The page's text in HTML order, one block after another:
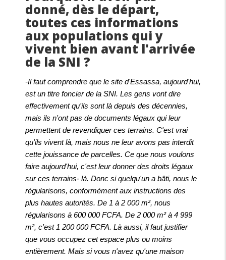
donné, dès le départ,
toutes ces informations
aux populations qui y
vivent bien avant l'arrivée
de la SNI ?
-Il faut comprendre que le site d'Essassa, aujourd'hui,
est un titre foncier de la SNI. Les gens vont dire
effectivement qu'ils sont là depuis des décennies,
mais ils n'ont pas de documents légaux qui leur
permettent de revendiquer ces terrains. C'est vrai
qu'ils vivent là, mais nous ne leur avons pas interdit
cette jouissance de parcelles. Ce que nous voulons
faire aujourd'hui, c'est leur donner des droits légaux
sur ces terrains- là. Donc si quelqu'un a bâti, nous le
régularisons, conformément aux instructions des
plus hautes autorités. De 1 à 2 000 m², nous
régularisons à 600 000 FCFA. De 2 000 m² à 4 999
m², c'est 1 200 000 FCFA. Là aussi, il faut justifier
que vous occupez cet espace plus ou moins
entièrement. Mais si vous n'avez qu'une maison